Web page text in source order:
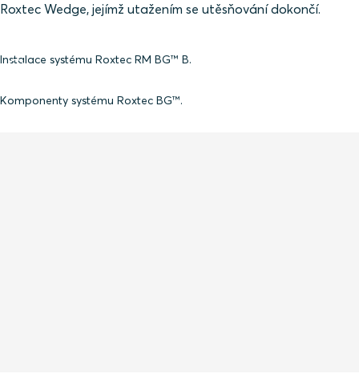
Roxtec Wedge, jejímž utažením se utěsňování dokončí.
Instalace systému Roxtec RM BG™ B.
Komponenty systému Roxtec BG™.